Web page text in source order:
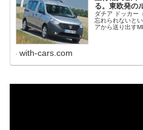
る。東欧発の
ダチア ドッカー
忘れられないと
アから送り出す
with-cars.com